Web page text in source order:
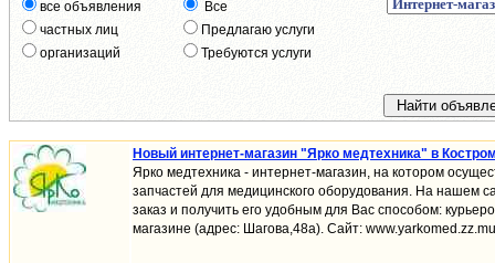
все объявления
частных лиц
организаций
Все
Предлагаю услуги
Требуются услуги
Новый интернет-магазин "Ярко медтехника" в
Ярко медтехника - интернет-магазин, на котором
запчастей для медицинского оборудования. На нашем
заказ и получить его удобным для Вас способом:
магазине (адрес: Шагова,48а). Сайт: